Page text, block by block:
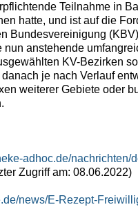
Teilnahme in
hatte, und ist auf die
Bundesvereinigung (KBV)
nun anstehende
KV-Bezirken
je nach Verlauf
weiterer Gebiete oder
adhoc.de/nachrichten/
Zugriff am: 08.06.2022)
news/E-Rezept-